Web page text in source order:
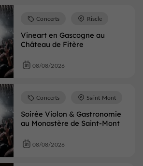
Vineart en Gascogne au
Château de Fitère
Concerts Riscle
08/08/2026
Soirée Violon & Gastronomie
au Monastère de Saint-Mont
Concerts Saint-Mont
08/08/2026